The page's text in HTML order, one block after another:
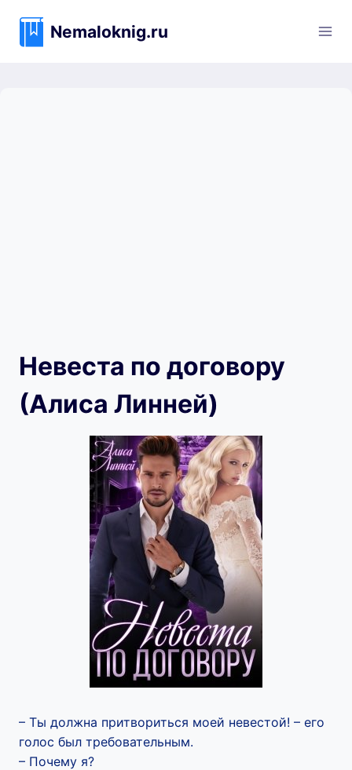
содержимому
Nemaloknig.ru
Невеста по договору
(Алиса Линней)
– Ты должна притвориться моей невестой! – его
голос был требовательным.
– Почему я?